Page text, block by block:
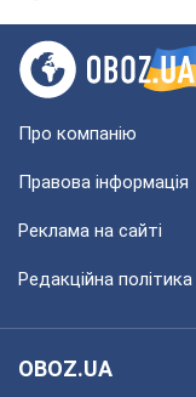
Про компанію
Правова інформація
Реклама на сайті
Редакційна політика
OBOZ.UA